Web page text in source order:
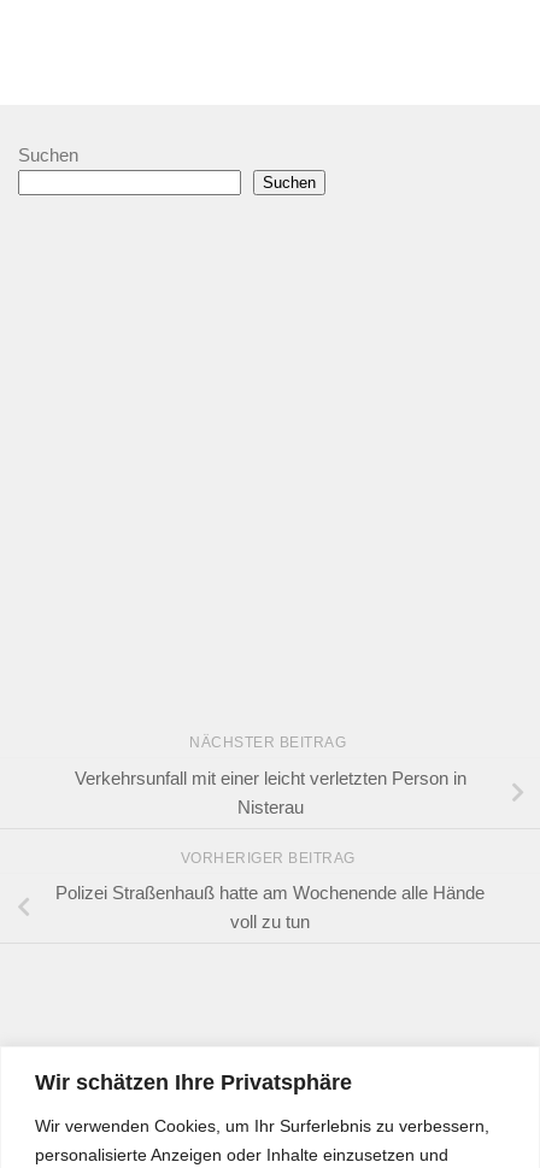
Wir schätzen Ihre Privatsphäre
Wir verwenden Cookies, um Ihr Surferlebnis zu verbessern,
personalisierte Anzeigen oder Inhalte einzusetzen und
Suchen
Suchen
NÄCHSTER BEITRAG
Verkehrsunfall mit einer leicht verletzten Person in
Nisterau
VORHERIGER BEITRAG
Polizei Straßenhauß hatte am Wochenende alle Hände
voll zu tun